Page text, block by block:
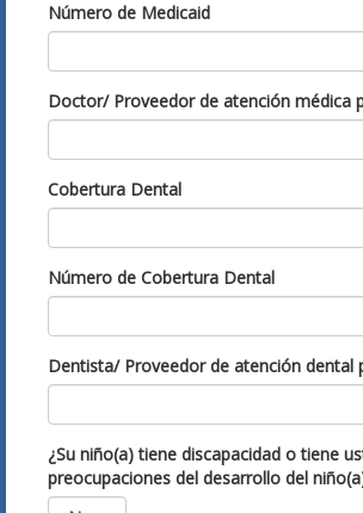
Número de Medicaid
Doctor/ Proveedor de atención médica
Cobertura Dental
Número de Cobertura Dental
Dentista/ Proveedor de atención dental
¿Su niño(a) tiene discapacidad o tiene
preocupaciones del desarrollo del